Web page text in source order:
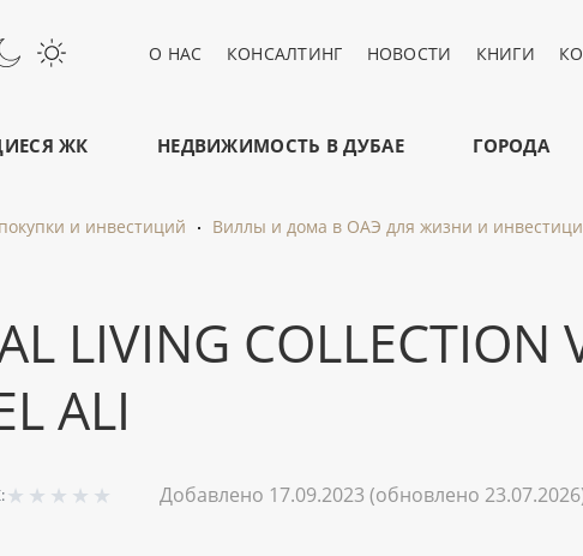
О НАС КОНСАЛТИНГ НОВОСТИ КНИГИ
ЖК НЕДВИЖИМОСТЬ В ДУБАЕ ГОРОДА
и инвестиций Виллы и дома в ОАЭ для жизни и
LIVING COLLECTION
ALI
★ ★ ★ ★ ★ Добавлено 17.09.2023 (обновлено